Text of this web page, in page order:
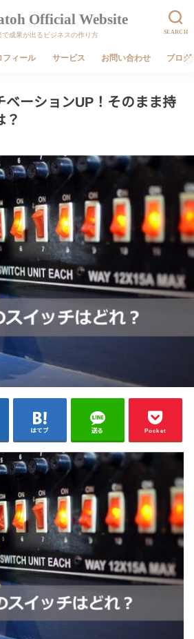
SEARCH
Official Website
で成果が出るビジネスの作り方
フィール サービス お問い合わせ ブログ
ベーションUP！そのまま持
？
はてブ 送る Pocket